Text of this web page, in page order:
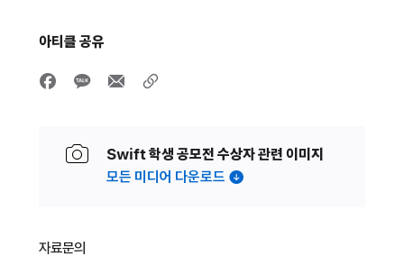
아티클 공유
Swift 학생 공모전 수상자 관련 이미지
모든 미디어 다운로드
자료문의